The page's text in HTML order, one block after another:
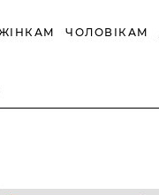
ЧОЛОВІКАМ